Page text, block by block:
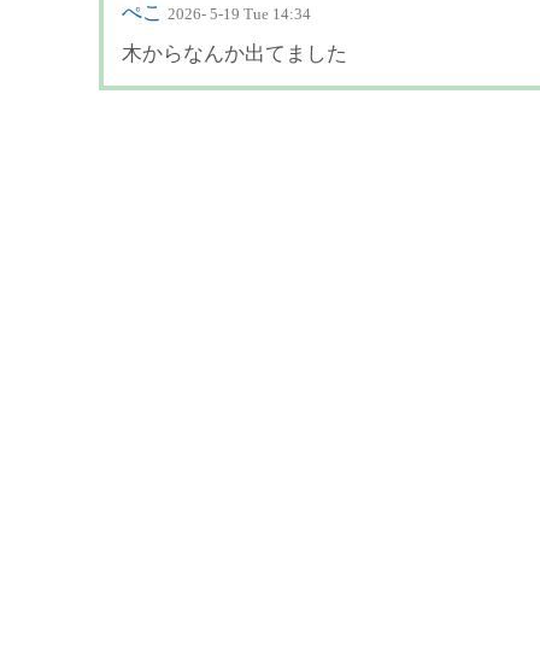
ぺこ 2026- 5-19 Tue 14:34
木からなんか出てました